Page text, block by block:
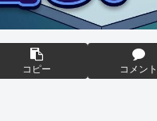
コピー コメント